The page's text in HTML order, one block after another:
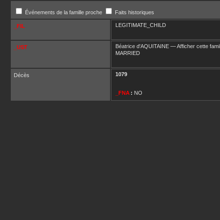
Événements de la famille proche Faits historiques
_FIL LEGITIMATE_CHILD
_UST Béatrice d'AQUITAINE —Afficher cette
MARRIED
Décès 1079
_FNA : NO